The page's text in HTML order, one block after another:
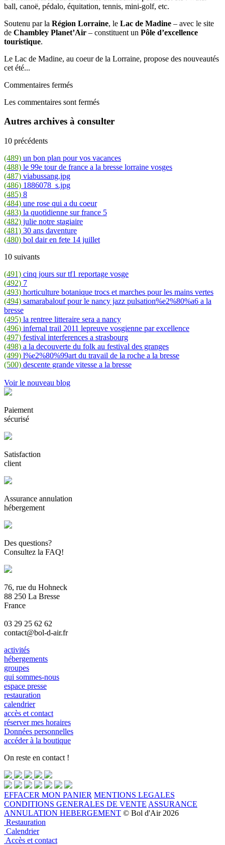
ball, canoë, pédalo, équitation, tennis, mini-golf, etc.
Soutenu par la Région Lorraine, le Lac de Madine – avec le site
de Chambley Planet’Air – constituent un Pôle d’excellence
touristique.
Le Lac de Madine, au coeur de la Lorraine, propose des nouveautés
cet été...
Commentaires fermés
Les commentaires sont fermés
Autres archives à consulter
10 précédents
(489) un bon plan pour vos vacances
(488) le 99e tour de france a la bresse lorraine vosges
(487) viabussang.jpg
(486) 1886078_s.jpg
(485) 8
(484) une rose qui a du coeur
(483) la quotidienne sur france 5
(482) julie notre stagiaire
(481) 30 ans daventure
(480) bol dair en fete 14 juillet
10 suivants
(491) cinq jours sur tf1 reportage vosge
(492) 7
(493) horticulture botanique trocs et marches pour les mains vertes
(494) samarabalouf pour le nancy jazz pulsation%e2%80%a6 a la
bresse
(495) la rentree litteraire sera a nancy
(496) infernal trail 2011 lepreuve vosgienne par excellence
(497) festival interferences a strasbourg
(498) a la decouverte du folk au festival des granges
(499) l%e2%80%99art du travail de la roche a la bresse
(500) descente grande vitesse a la bresse
Voir le nouveau blog
Paiement
sécurisé
Satisfaction
client
Assurance annulation
hébergement
Des questions?
Consultez la FAQ!
76, rue du Hohneck
88 250 La Bresse
France
03 29 25 62 62
contact@bol-d-air.fr
activités
hébergements
groupes
qui sommes-nous
espace presse
restauration
calendrier
accès et contact
réserver mes horaires
Données personnelles
accéder à la boutique
On reste en contact !
EFFACER MON PANIER MENTIONS LEGALES
CONDITIONS GENERALES DE VENTE ASSURANCE
ANNULATION HEBERGEMENT © Bol d'Air 2026
Restauration
Calendrier
Accès et contact